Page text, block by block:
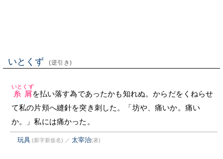
いとくず (逆引き)
糸屑
いとくず
を払い落す為であったかも知れぬ。からだをくねらせ
て私の片頬へ縫針を突き刺した。「坊や、痛いか。痛い
か。」私には痛かった。
玩具 (新字新仮名) ／ 太宰治(著)